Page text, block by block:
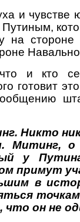
и чувстве
Путиным,
на
и кто
готовит
Никто
Митинг,
у
примут
в
он не